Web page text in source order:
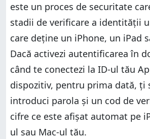
este un proces de securitate
stadii de verificare a identității
care deține un iPhone, un iPad
Dacă activezi autentificarea în
când te conectezi la ID-ul tău
dispozitiv, pentru prima dată, ți
introduci parola și un cod de
cifre ce este afișat automat pe
ul sau Mac-ul tău.